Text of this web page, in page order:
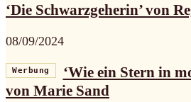
‘Die Schwarzgeherin’ von
08/09/2024
Werbung
‘Wie ein Stern in
von Marie Sand